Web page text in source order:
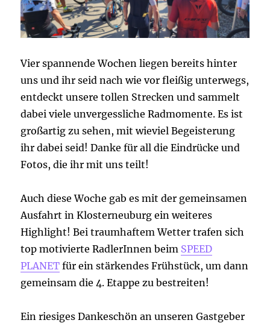
Vier spannende Wochen liegen bereits hinter
uns und ihr seid nach wie vor fleißig unterwegs,
entdeckt unsere tollen Strecken und sammelt
dabei viele unvergessliche Radmomente. Es ist
großartig zu sehen, mit wieviel Begeisterung
ihr dabei seid! Danke für all die Eindrücke und
Fotos, die ihr mit uns teilt!
Auch diese Woche gab es mit der gemeinsamen
Ausfahrt in Klosterneuburg ein weiteres
Highlight! Bei traumhaftem Wetter trafen sich
top motivierte RadlerInnen beim SPEED
PLANET für ein stärkendes Frühstück, um dann
gemeinsam die 4. Etappe zu bestreiten!
Ein riesiges Dankeschön an unseren Gastgeber